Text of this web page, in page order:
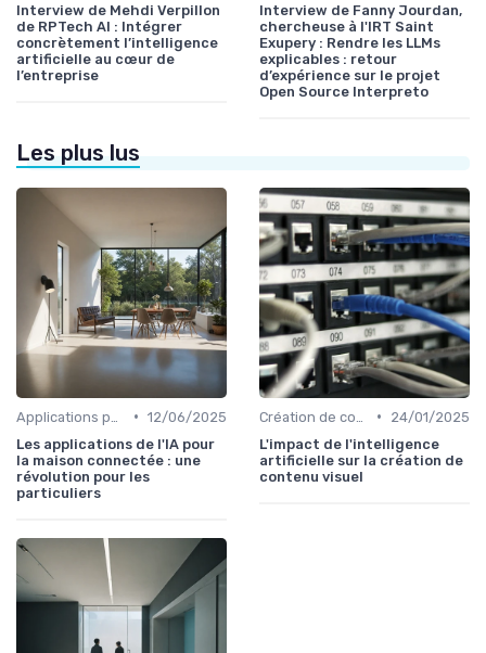
Interview de Mehdi Verpillon
de RPTech AI : Intégrer
concrètement l’intelligence
artificielle au cœur de
l’entreprise
Interview de Fanny Jourdan,
chercheuse à l'IRT Saint
Exupery : Rendre les LLMs
explicables : retour
d’expérience sur le projet
Open Source Interpreto
Les plus lus
• 12/06/2025
Les applications de l'IA pour
la maison connectée : une
révolution pour les
particuliers
•
24/01/2025
L'impact de l'intelligence
artificielle sur la création de
contenu visuel